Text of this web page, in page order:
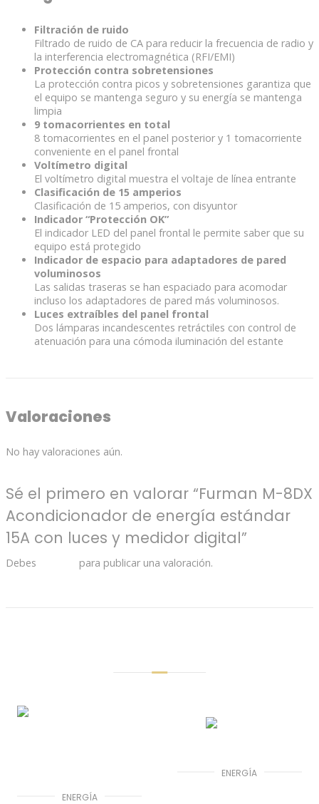
Filtración de ruido
Filtrado de ruido de CA para reducir la frecuencia de radio y
la interferencia electromagnética (RFI/EMI)
Protección contra sobretensiones
La protección contra picos y sobretensiones garantiza que
el equipo se mantenga seguro y su energía se mantenga
limpia
9 tomacorrientes en total
8 tomacorrientes en el panel posterior y 1 tomacorriente
conveniente en el panel frontal
Voltímetro digital
El voltímetro digital muestra el voltaje de línea entrante
Clasificación de 15 amperios
Clasificación de 15 amperios, con disyuntor
Indicador “Protección OK”
El indicador LED del panel frontal le permite saber que su
equipo está protegido
Indicador de espacio para adaptadores de pared
voluminosos
Las salidas traseras se han espaciado para acomodar
incluso los adaptadores de pared más voluminosos.
Luces extraíbles del panel frontal
Dos lámparas incandescentes retráctiles con control de
atenuación para una cómoda iluminación del estante
Valoraciones
No hay valoraciones aún.
Sé el primero en valorar “Furman M-8DX
Acondicionador de energía estándar
15A con luces y medidor digital”
Debes para publicar una valoración.
ENERGÍA
ENERGÍA